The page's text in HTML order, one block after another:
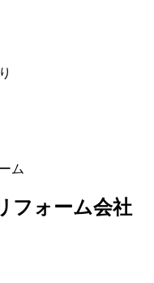
ム
フォーム会社